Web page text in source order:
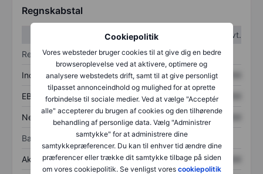
Cookiepolitik
Vores websteder bruger cookies til at give dig en bedre
browseroplevelse ved at aktivere, optimere og
analysere webstedets drift, samt til at give personligt
tilpasset annonceindhold og mulighed for at oprette
forbindelse til sociale medier. Ved at vælge "Acceptér
alle" accepterer du brugen af cookies og den tilhørende
behandling af personlige data. Vælg "Administrer
samtykke" for at administrere dine
samtykkepræferencer. Du kan til enhver tid ændre dine
præferencer eller trække dit samtykke tilbage på siden
om vores cookiepolitik. Se venligst vores cookiepolitik
Regnskabstal
1. kvt.
2. kvt.
Resultatopgørelse
Indtægter XXXXXXX XXXXXXX
EBITDA XXXXXXX XXXXXXX
Nettoresultat XXXXXXX
Balance
Aktiver i alt XXXXXXX XXXXXXX